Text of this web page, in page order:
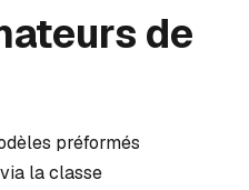
de
préformés
via la classe